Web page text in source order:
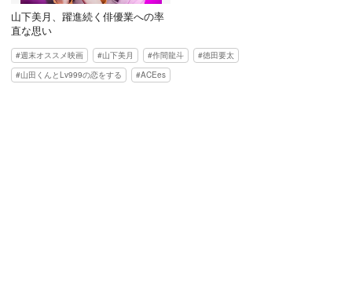
山下美月、躍進続く俳優業への率
直な思い
週末オススメ映画 山下美月 作間龍斗
徳田要太
山田くんとLv999の恋をする
ACEes